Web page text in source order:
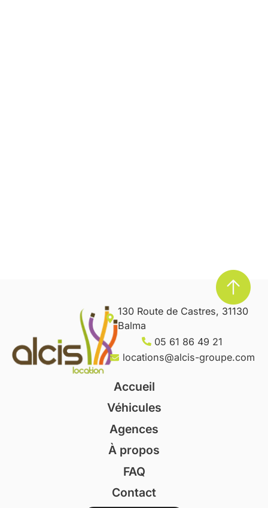
130 Route de Castres, 31130
Balma
05 61 86 49 21
locations@alcis-groupe.com
Accueil
Véhicules
Agences
À propos
FAQ
Contact